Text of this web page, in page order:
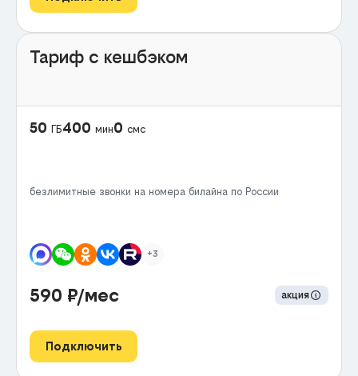
Тариф с кешбэком
50 ГБ400 мин0 смс
безлимитные звонки на номера билайна по России
+3
590 ₽/мес акция
Подключить